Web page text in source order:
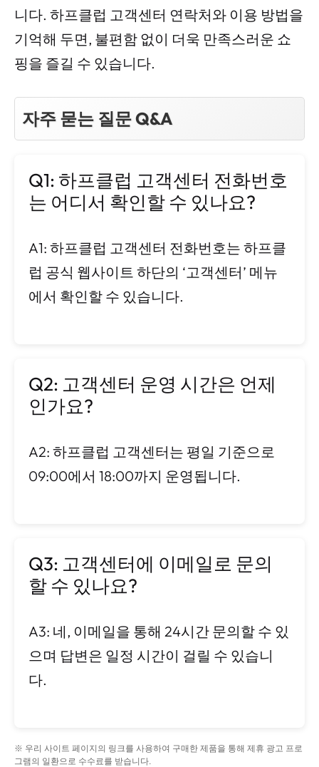
니다. 하프클럽 고객센터 연락처와 이용 방법을
기억해 두면, 불편함 없이 더욱 만족스러운 쇼
핑을 즐길 수 있습니다.
자주 묻는 질문 Q&A
Q1: 하프클럽 고객센터 전화번호
는 어디서 확인할 수 있나요?
A1: 하프클럽 고객센터 전화번호는 하프클
럽 공식 웹사이트 하단의 ‘고객센터’ 메뉴
에서 확인할 수 있습니다.
Q2: 고객센터 운영 시간은 언제
인가요?
A2: 하프클럽 고객센터는 평일 기준으로
09:00에서 18:00까지 운영됩니다.
Q3: 고객센터에 이메일로 문의
할 수 있나요?
A3: 네, 이메일을 통해 24시간 문의할 수 있
으며 답변은 일정 시간이 걸릴 수 있습니
다.
※ 우리 사이트 페이지의 링크를 사용하여 구매한 제품을 통해 제휴 광고 프로
그램의 일환으로 수수료를 받습니다.